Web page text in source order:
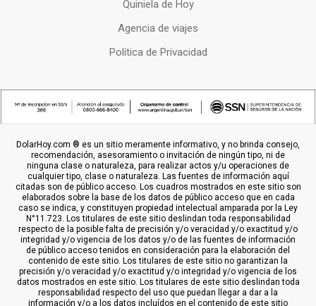
Quiniela de Hoy
Agencia de viajes
Política de Privacidad
DolarHoy.com ® es un sitio meramente informativo, y no brinda consejo,
recomendación, asesoramiento o invitación de ningún tipo, ni de
ninguna clase o naturaleza, para realizar actos y/u operaciones de
cualquier tipo, clase o naturaleza. Las fuentes de información aquí
citadas son de público acceso. Los cuadros mostrados en este sitio son
elaborados sobre la base de los datos de público acceso que en cada
caso se indica, y constituyen propiedad intelectual amparada por la Ley
N°11.723. Los titulares de este sitio deslindan toda responsabilidad
respecto de la posible falta de precisión y/o veracidad y/o exactitud y/o
integridad y/o vigencia de los datos y/o de las fuentes de información
de público acceso tenidos en consideración para la elaboración del
contenido de este sitio. Los titulares de este sitio no garantizan la
precisión y/o veracidad y/o exactitud y/o integridad y/o vigencia de los
datos mostrados en este sitio. Los titulares de este sitio deslindan toda
responsabilidad respecto del uso que puedan llegar a dar a la
información y/o a los datos incluídos en el contenido de este sitio